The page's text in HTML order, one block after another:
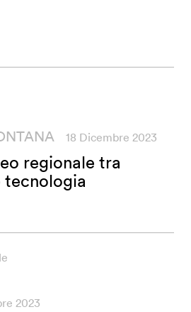
18 Dicembre 2023
regionale tra
2023